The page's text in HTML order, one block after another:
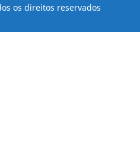
os direitos reservados